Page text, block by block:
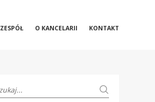
ZESPÓŁ O KANCELARII KONTAKT